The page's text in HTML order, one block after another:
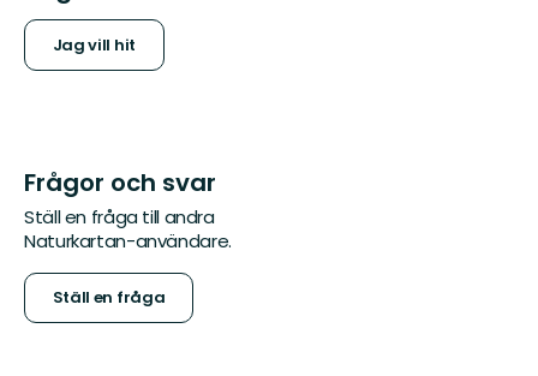
Jag vill hit
Frågor och svar
Ställ en fråga till andra
Naturkartan-användare.
Ställ en fråga